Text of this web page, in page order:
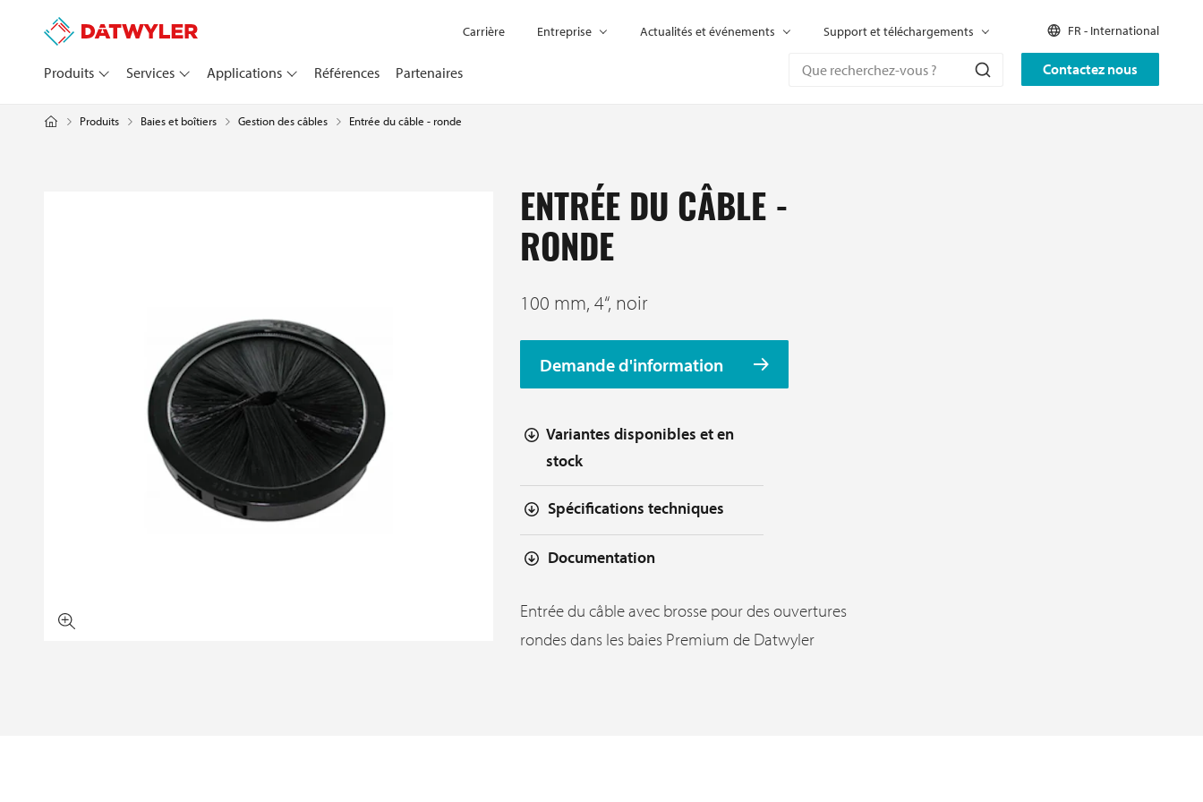
Contactez nous
Produits Services Applications Références Partenaires
Carrière Entreprise Actualités et événements Support et téléchargements FR - International
Produits Baies et boîtiers Gestion des câbles Entrée du câble - ronde
ENTRÉE DU CÂBLE -
RONDE
100 mm, 4“, noir
Demande d'information
Variantes disponibles et en
stock
Spécifications techniques
Documentation
Entrée du câble avec brosse pour des ouvertures
rondes dans les baies Premium de Datwyler